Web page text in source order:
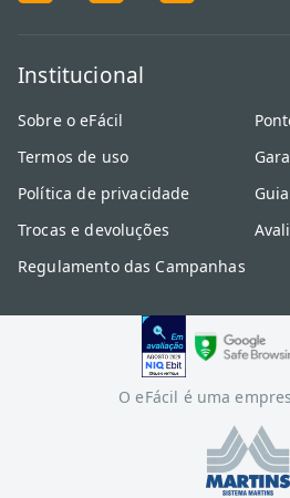
Institucional
Sobre o eFácil
Termos de uso
Política de privacidade
Trocas e devoluções
Regulamento das Campanhas
O eFácil é uma